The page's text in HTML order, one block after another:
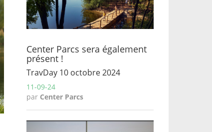
Center Parcs sera également
présent !
TravDay 10 octobre 2024
11-09-24
par Center Parcs